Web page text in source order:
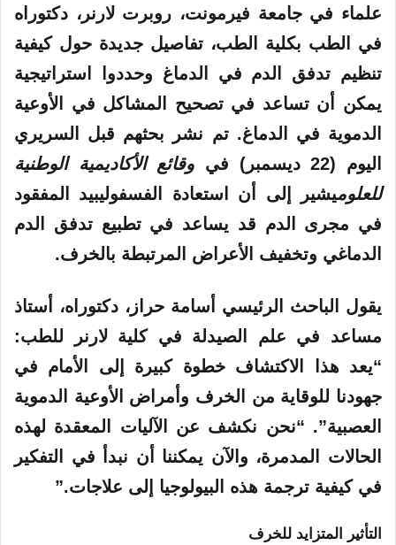
علماء في جامعة فيرمونت، روبرت لارنر، دكتوراه
في الطب بكلية الطب، تفاصيل جديدة حول كيفية
تنظيم تدفق الدم في الدماغ وحددوا استراتيجية
يمكن أن تساعد في تصحيح المشاكل في الأوعية
الدموية في الدماغ. تم نشر بحثهم قبل السريري
اليوم (22 ديسمبر) في
وقائع الأكاديمية الوطنية
للعلوميشير إلى أن استعادة الفسفوليبيد المفقود
في مجرى الدم قد يساعد في تطبيع تدفق الدم
الدماغي وتخفيف الأعراض المرتبطة بالخرف.
يقول الباحث الرئيسي أسامة حراز، دكتوراه، أستاذ
مساعد في علم الصيدلة في كلية لارنر للطب:
“يعد هذا الاكتشاف خطوة كبيرة إلى الأمام في
جهودنا للوقاية من الخرف وأمراض الأوعية الدموية
العصبية”. “نحن نكشف عن الآليات المعقدة لهذه
الحالات المدمرة، والآن يمكننا أن نبدأ في التفكير
في كيفية ترجمة هذه البيولوجيا إلى علاجات.”
التأثير المتزايد للخرف